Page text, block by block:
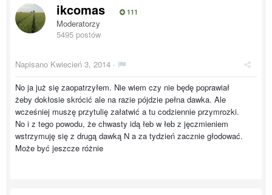
ikcomas 111
Moderatorzy
5495 postów
Napisano Kwiecień 3, 2014 ·
No ja już się zaopatrzyłem. Nie wiem czy nie będę poprawiał
żeby dokłosie skrócić ale na razie pójdzie pełna dawka. Ale
wcześniej muszę przytulię załatwić a tu codziennie przymrozki.
No i z tego powodu, że chwasty idą łeb w łeb z jęczmieniem
wstrzymuję się z drugą dawką N a za tydzień zacznie głodować.
Może być jeszcze różnie